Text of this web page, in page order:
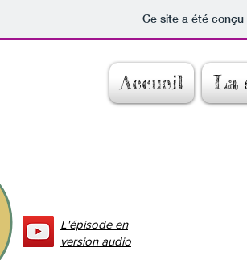
Ce site a été
Accueil La
L'épisode en
version audio